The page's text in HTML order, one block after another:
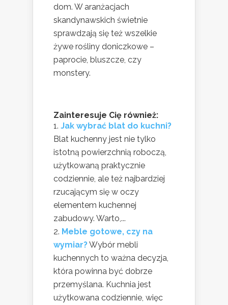
dom. W aranżacjach
skandynawskich świetnie
sprawdzają się też wszelkie
żywe rośliny doniczkowe –
paprocie, bluszcze, czy
monstery.
Zainteresuje Cię również:
Jak wybrać blat do kuchni?
Blat kuchenny jest nie tylko
istotną powierzchnią roboczą,
użytkowaną praktycznie
codziennie, ale też najbardziej
rzucającym się w oczy
elementem kuchennej
zabudowy. Warto,...
Meble gotowe, czy na
wymiar?Wybór mebli
kuchennych to ważna decyzja,
która powinna być dobrze
przemyślana. Kuchnia jest
użytkowana codziennie, więc